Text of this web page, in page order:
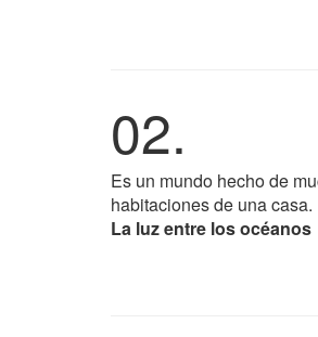
02.
Es un mundo hecho de
habitaciones de una casa.
La luz entre los océanos